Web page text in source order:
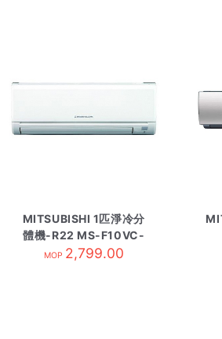
MITSUBISHI 1匹淨冷分
體機-R22 MS-F10VC-
內
MOP 2,799.00